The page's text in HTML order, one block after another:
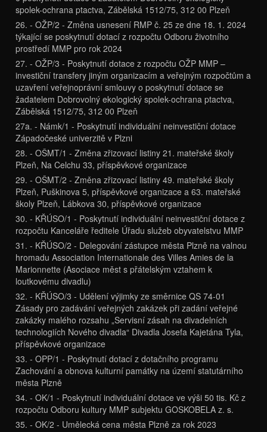
spolek-ochrana ptactva, Zábělská 1512/75, 312 00 Plzeň
26. - OŽP/2 - Změna usnesení RMP č. 25 ze dne 18. 1. 2024
týkající se poskytnutí dotací z rozpočtu Odboru životního
prostředí MMP pro rok 2024
27. - OŽP/3 - Poskytnutí dotace z rozpočtu OŽP MMP –
investiční transfery jiným organizacím a veřejným rozpočtům a
uzavření veřejnoprávní smlouvy o poskytnutí dotace se
žadatelem Dobrovolný ekologický spolek-ochrana ptactva,
Zábělská 1512/75, 312 00 Plzeň
27a. - Námk/1 - Poskytnutí individuální neinvestiční dotace
Západočeské univerzitě v Plzni
28. - OŠMT/1 - Změna zřizovací listiny 21. mateřské školy
Plzeň, Na Celchu 33, příspěvkové organizace
29. - OŠMT/2 - Změna zřizovací listiny 49. mateřské školy
Plzeň, Puškinova 5, příspěvkové organizace a 63. mateřské
školy Plzeň, Lábkova 30, příspěvkové organizace
30. - KŘÚSO/1 - Poskytnutí individuální neinvestiční dotace z
rozpočtu Kanceláře ředitele Úřadu služeb obyvatelstvu MMP
31. - KŘÚSO/2 - Delegování zástupce města Plzně na valnou
hromadu Association Internationale des Villes Amies de la
Marionnette (Asociace měst s přátelským vztahem k
loutkovému divadlu)
32. - KŘÚSO/3 - Udělení výjimky ze směrnice QS 74-01
Zásady pro zadávání veřejných zakázek při zadání veřejné
zakázky malého rozsahu „Servisní zásah na divadelních
technologiích Nového divadla“ Divadla Josefa Kajetána Tyla,
příspěvkové organizace
33. - OPP/1 - Poskytnutí dotací z dotačního programu
Zachování a obnova kulturní památky na území statutárního
města Plzně
34. - OK/1 - Poskytnutí individuální dotace ve výši 50 tis. Kč z
rozpočtu Odboru kultury MMP subjektu GOSKOBELA z. s.
35. - OK/2 - Umělecká cena města Plzně za rok 2023